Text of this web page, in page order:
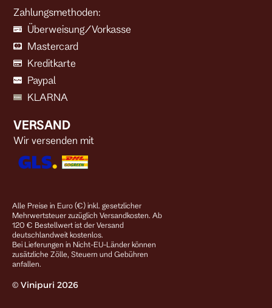
Zahlungsmethoden:
Überweisung/Vorkasse
Mastercard
Kreditkarte
Paypal
KLARNA
VERSAND
Wir versenden mit
Alle Preise in Euro (€) inkl. gesetzlicher
Mehrwertsteuer zuzüglich Versandkosten. Ab
120 € Bestellwert ist der Versand
deutschlandweit kostenlos.
Bei Lieferungen in Nicht-EU-Länder können
zusätzliche Zölle, Steuern und Gebühren
anfallen.
© Vinipuri 2026